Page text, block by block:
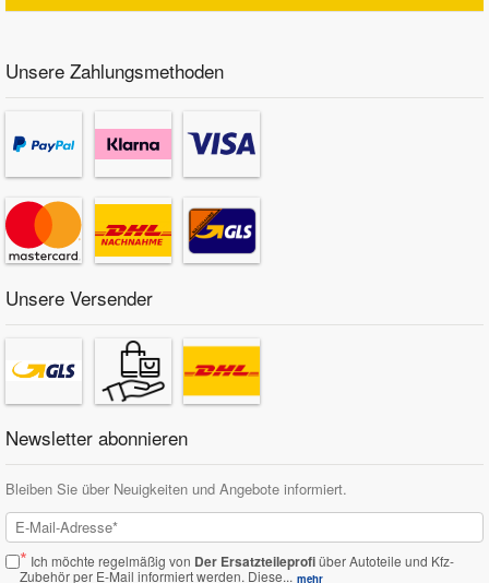
Unsere Zahlungsmethoden
Unsere Versender
Newsletter abonnieren
Bleiben Sie über Neuigkeiten und Angebote informiert.
* Ich möchte regelmäßig von Der Ersatzteileprofiüber Autoteile und Kfz-
Zubehör per E-Mail informiert werden. Diese... mehr